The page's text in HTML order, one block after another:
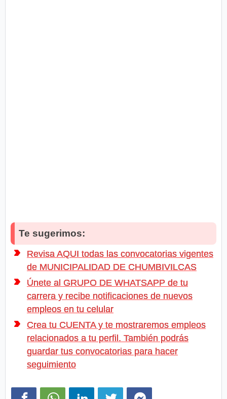
Te sugerimos:
Revisa AQUI todas las convocatorias vigentes
de MUNICIPALIDAD DE CHUMBIVILCAS
Únete al GRUPO DE WHATSAPP de tu
carrera y recibe notificaciones de nuevos
empleos en tu celular
Crea tu CUENTA y te mostraremos empleos
relacionados a tu perfil. También podrás
guardar tus convocatorias para hacer
seguimiento